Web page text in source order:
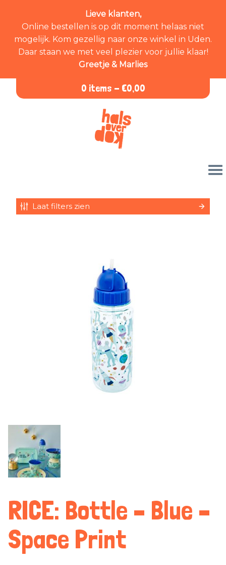
Lieve klanten,
Online bestellen is op dit moment helaas niet
mogelijk. Kom gezellig naar onze winkel in Uden.
Daar staan we met veel plezier voor jullie klaar!
Greetje & Marlies
0 items - €0,00
Laat filters zien
RICE: Bottle – Blue –
Space Print